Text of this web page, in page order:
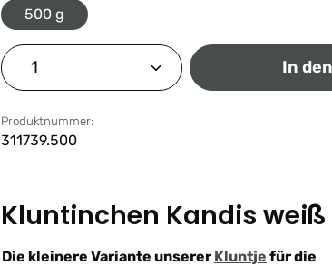
500 g
Produkt Anzahl: Gib den In
Produktnummer:
311739.500
Kluntinchen Kandis weiß
Die kleinere Variante unserer Kluntje für die